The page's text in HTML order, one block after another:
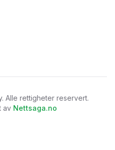
Alle rettigheter reservert.
av Nettsaga.no